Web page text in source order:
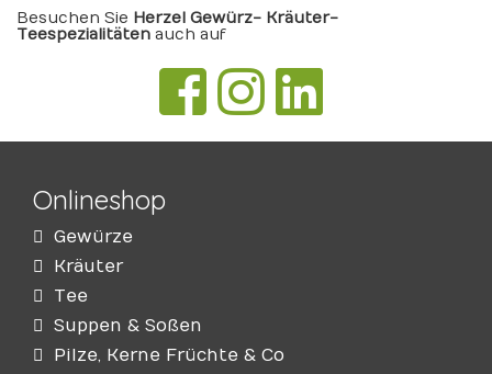
Besuchen Sie Herzel Gewürz- Kräuter-
Teespezialitäten auch auf
Onlineshop
Gewürze
Kräuter
Tee
Suppen & Soßen
Pilze, Kerne Früchte & Co